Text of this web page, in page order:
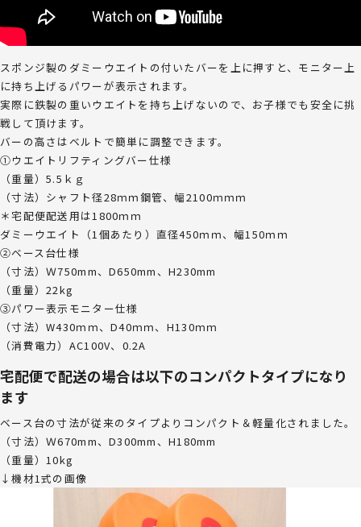
スポンジ製のダミーウエイトの付いたバーを上に押すと、モニター上
に持ち上げるパワーが表示されます。
実際に鉄製の重いウエイトを持ち上げないので、お子様でも安全に挑
戦して頂けます。
バーの高さはベルトで簡単に調整できます。
①ウエイトリフティングバー仕様
（重量）5.5ｋｇ
（寸法）シャフト径28ｍｍ鋼管、幅2100ｍｍｍ
＊宅配便配送用は1800ｍｍ
ダミーウエイト（1個あたり）直径450ｍｍ、幅150ｍｍ
②ベース台仕様
（寸法）Ｗ750mm、D650mm、H230mm
（重量）22kg
③パワー表示モニター仕様
（寸法）W430ｍｍ、D40ｍｍ、H130ｍｍ
（消費電力）AC100V、0.2A
宅配便で配送の場合は以下のコンパクトタイプになり
ます
ベース台の寸法が従来のタイプよりコンパクト＆軽量化されました。
（寸法）Ｗ670mm、D300mm、H180mm
（重量）10kg
↓機材1式の画像